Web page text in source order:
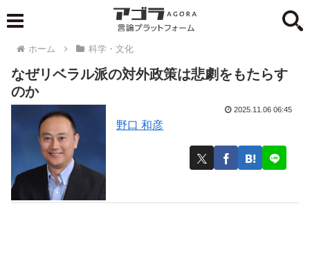
ホーム 科学・文化
なぜリベラル派の対外政策は悲劇をもたらす
のか
野口 和彦
2025.11.06 06:45